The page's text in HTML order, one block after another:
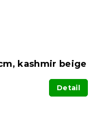
kashmir beige
Detail